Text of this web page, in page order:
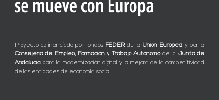
Proyecto cofinanciado por fondos FEDERde la Unión Europea y por la
Consejería de Empleo, Formación y Trabajo Autónomode la Junta de
Andalucía para la modernización digital y la mejora de la competitividad
de las entidades de economía social.